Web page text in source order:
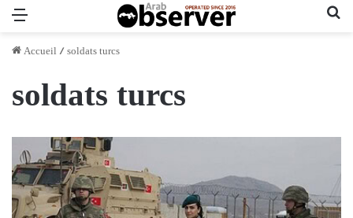
Accueil /soldats turcs
soldats turcs